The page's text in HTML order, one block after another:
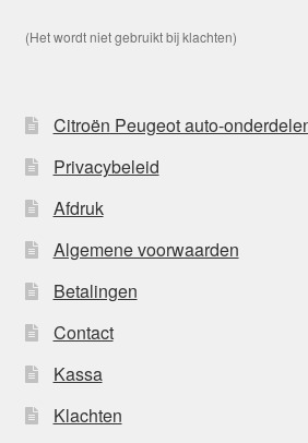
(Het wordt niet gebruikt bij klachten)
Citroën Peugeot auto-
Privacybeleid
Afdruk
Algemene voorwaarden
Betalingen
Contact
Kassa
Klachten